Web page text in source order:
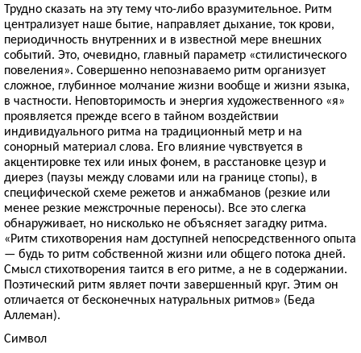
Трудно сказать на эту тему что-либо вразумительное. Ритм
централизует наше бытие, направляет дыхание, ток крови,
периодичность внутренних и в известной мере внешних
событий. Это, очевидно, главный параметр «стилистического
повеления». Совершенно непознаваемо ритм организует
сложное, глубинное молчание жизни вообще и жизни языка,
в частности. Неповторимость и энергия художественного «я»
проявляется прежде всего в тайном воздействии
индивидуального ритма на традиционный метр и на
сонорный материал слова. Его влияние чувствуется в
акцентировке тех или иных фонем, в расстановке цезур и
диерез (паузы между словами или на границе стопы), в
специфической схеме режетов и анжабманов (резкие или
менее резкие межстрочные переносы). Все это слегка
обнаруживает, но нисколько не объясняет загадку ритма.
«Ритм стихотворения нам доступней непосредственного опыта
— будь то ритм собственной жизни или общего потока дней.
Смысл стихотворения таится в его ритме, а не в содержании.
Поэтический ритм являет почти завершенный круг. Этим он
отличается от бесконечных натуральных ритмов» (Беда
Аллеман).
Символ